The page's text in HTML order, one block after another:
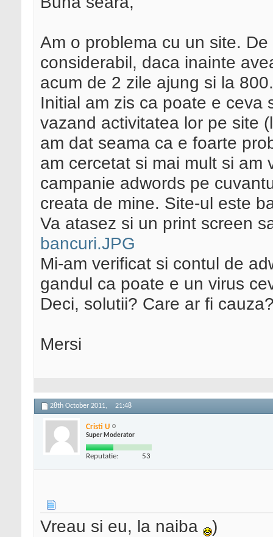
Am o problema cu un site.
considerabil, daca inainte
acum de 2 zile ajung si la 800.
Initial am zis ca poate e ceva
vazand activitatea lor pe site
am dat seama ca e foarte
am cercetat si mai mult si am
campanie adwords pe
creata de mine. Site-ul este
Va atasez si un print screen
bancuri.JPG
Mi-am verificat si contul de
gandul ca poate e un virus
Deci, solutii? Care ar fi
Mersi
28th October 2011, 21:48
Cristi U
Super Moderator
Reputatie: 53
Vreau si eu, la naiba )